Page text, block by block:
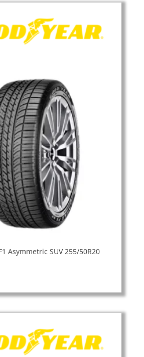
Asymmetric SUV 255/50R20